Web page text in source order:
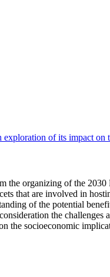
of its impact on
organizing of the
that are involved in
of the potential
the
the socioeconomic